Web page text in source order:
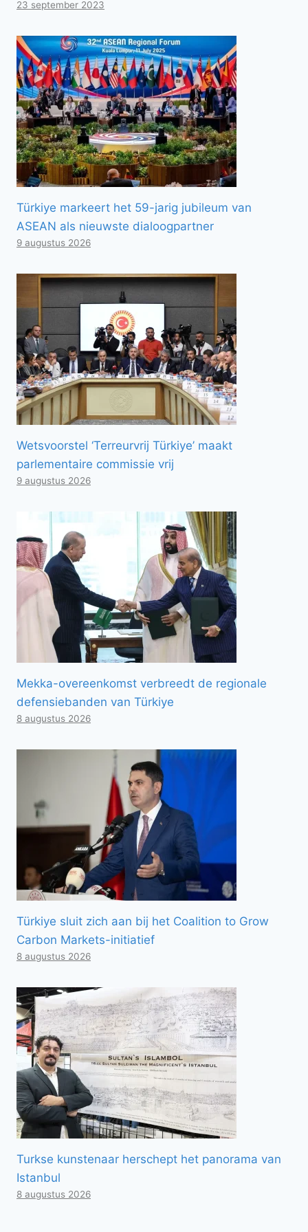
23 september 2023
Türkiye markeert het 59-jarig jubileum van
ASEAN als nieuwste dialoogpartner
9 augustus 2026
Wetsvoorstel ‘Terreurvrij Türkiye’ maakt
parlementaire commissie vrij
9 augustus 2026
Mekka-overeenkomst verbreedt de regionale
defensiebanden van Türkiye
8 augustus 2026
Türkiye sluit zich aan bij het Coalition to Grow
Carbon Markets-initiatief
8 augustus 2026
Turkse kunstenaar herschept het panorama van
Istanbul
8 augustus 2026